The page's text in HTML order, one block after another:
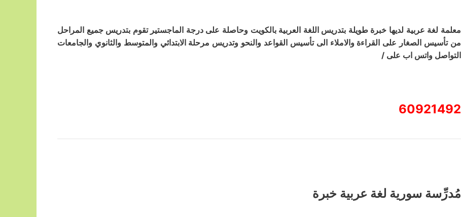
معلمة لغة عربية لديها خبرة طويلة بتدريس اللغة العربية بالكويت وحاصلة على درجة الماجستير تقوم بتدريس جميع المراحل
من تأسيس الصغار على القراءة والاملاء الى تأسيس القواعد والنحو وتدريس مرحلة الابتدائي والمتوسط والثانوي والجامعات
التواصل واتس اب على /
60921492
مُدرِّسة سورية لغة عربية خبرة